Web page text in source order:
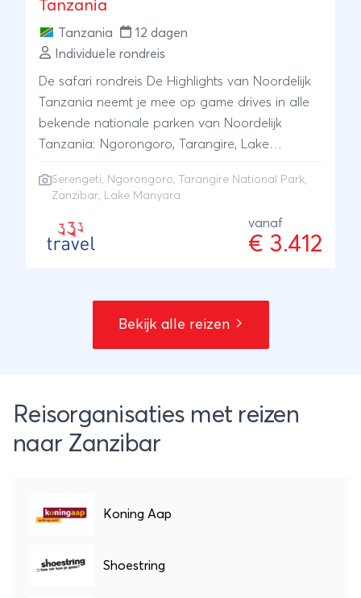
Tanzania
Tanzania
12 dagen
Individuele rondreis
De safari rondreis De Highlights van Noordelijk
Tanzania neemt je mee op game drives in alle
bekende nationale parken van Noordelijk
Tanzania: Ngorongoro, Tarangire, Lake
geniet van een strandvakantie op Zanzibar.
Serengeti Ngorongoro Tarangire National Park
Zanzibar , Lake Manyara
vanaf
€ 3.412
Bekijk alle reizen
Reisorganisaties met reizen
naar Zanzibar
Koning Aap
Shoestring